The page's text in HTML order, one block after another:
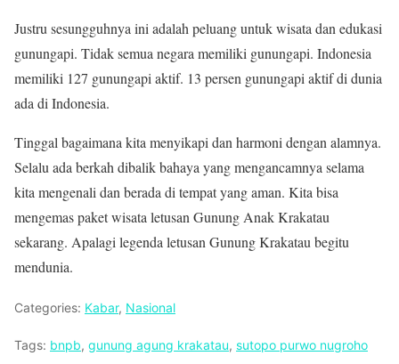
Justru sesungguhnya ini adalah peluang untuk wisata dan edukasi
gunungapi. Tidak semua negara memiliki gunungapi. Indonesia
memiliki 127 gunungapi aktif. 13 persen gunungapi aktif di dunia
ada di Indonesia.
Tinggal bagaimana kita menyikapi dan harmoni dengan alamnya.
Selalu ada berkah dibalik bahaya yang mengancamnya selama
kita mengenali dan berada di tempat yang aman. Kita bisa
mengemas paket wisata letusan Gunung Anak Krakatau
sekarang. Apalagi legenda letusan Gunung Krakatau begitu
mendunia.
Categories: Kabar, Nasional
Tags: bnpb, gunung agung krakatau, sutopo purwo nugroho